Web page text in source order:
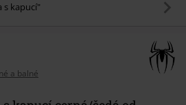
s kapucí"
a balné